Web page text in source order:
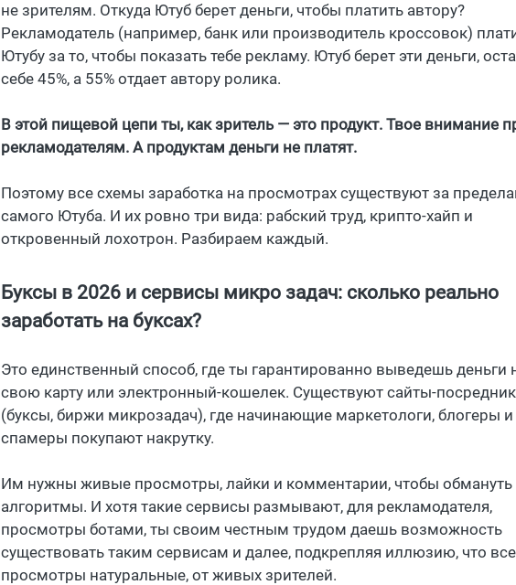
не зрителям. Откуда Ютуб берет деньги, чтобы платить автору?
Рекламодатель (например, банк или производитель кроссовок)
Ютубу за то, чтобы показать тебе рекламу. Ютуб берет эти деньги,
себе 45%, а 55% отдает автору ролика.
В этой пищевой цепи ты, как зритель — это продукт. Твое внимание
рекламодателям. А продуктам деньги не платят.
Поэтому все схемы заработка на просмотрах существуют за
самого Ютуба. И их ровно три вида: рабский труд, крипто-хайп и
откровенный лохотрон. Разбираем каждый.
Буксы в 2026 и сервисы микро задач: сколько реально
заработать на буксах?
Это единственный способ, где ты гарантированно выведешь деньги
свою карту или электронный-кошелек. Существуют сайты-
(буксы, биржи микрозадач), где начинающие маркетологи, блогеры и
спамеры покупают накрутку.
Им нужны живые просмотры, лайки и комментарии, чтобы обмануть
алгоритмы. И хотя такие сервисы размывают, для рекламодателя,
просмотры ботами, ты своим честным трудом даешь возможность
существовать таким сервисам и далее, подкрепляя иллюзию, что все
просмотры натуральные, от живых зрителей.